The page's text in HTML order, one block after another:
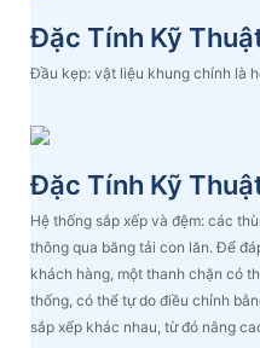
Đặc Tính Kỹ
Đầu kẹp: vật liệu khung chính là
Đặc Tính Kỹ
Hệ thống sắp xếp và đệm: các
thông qua băng tải con lăn. Để
khách hàng, một thanh chặn có
thống, có thể tự do điều chỉnh
sắp xếp khác nhau, từ đó nâng